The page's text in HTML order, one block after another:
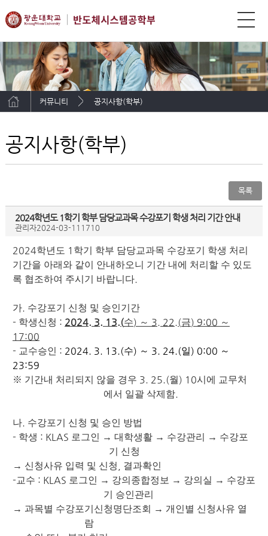
커뮤니티 공지사항(학부)
공지사항(학부)
목록
2024학년도 1학기 학부 담당교과목 수강포기 학생 처리 기간 안내
관리자2024-03-11 1710
2024학년도 1 학기 학부 담당교과목 수강포기 학생 처리
기간을 아래와 같이 안내하오니 기간 내에 처리할 수 있도
록 협조하여 주시기 바랍니다.
가. 수강포기 신청 및 승인기간
- 학생신청 : 2024. 3. 13.(수) ～ 3. 22.(금) 9:00 ～
17:00
- 교수승인 : 2024. 3. 13.(수) ～ 3. 24.(일) 0:00 ～
23:59
※ 기간내 처리되지 않을 경우 3. 25.(월) 10시에 교무처
에서 일괄 삭제함.
나. 수강포기 신청 및 승인 방법
- 학생 : KLAS 로그인 → 대학생활 → 수강관리 → 수강포
기 신청
→ 신청사유 입력 및 신청 결과확인
-교수 : KLAS 로그인 → 강의종합정보 → 강의실 → 수강포
기 승인관리
→ 과목별 수강포기신청명단조회 → 개인별 신청사유 열
람